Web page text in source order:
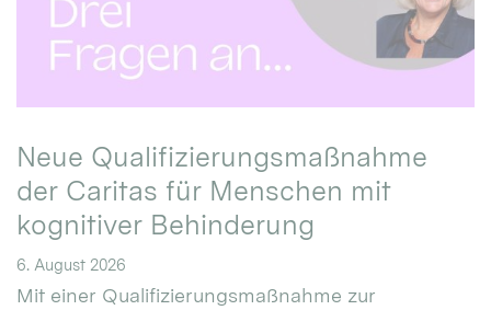
Neue Qualifizierungsmaßnahme
der Caritas für Menschen mit
kognitiver Behinderung
6. August 2026
Mit einer Qualifizierungsmaßnahme zur